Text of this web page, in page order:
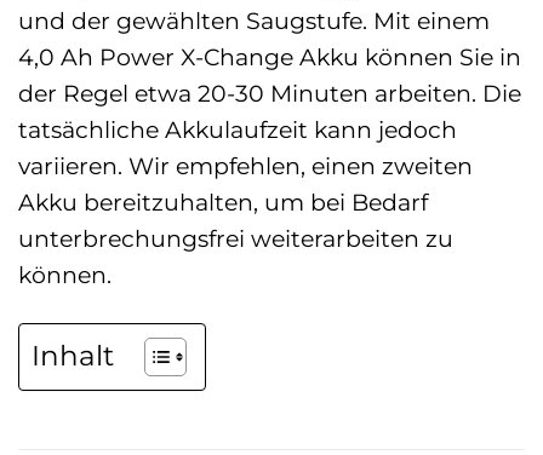
und der gewählten Saugstufe. Mit einem
4,0 Ah Power X-Change Akku können Sie in
der Regel etwa 20-30 Minuten arbeiten. Die
tatsächliche Akkulaufzeit kann jedoch
variieren. Wir empfehlen, einen zweiten
Akku bereitzuhalten, um bei Bedarf
unterbrechungsfrei weiterarbeiten zu
können.
Inhalt